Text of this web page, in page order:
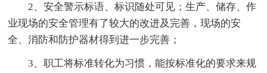
2、安全警示标语、标识随处可见；生产、储存、作
业现场的安全管理有了较大的改进及完善，现场的安
全、消防和防护器材得到进一步完善；
3、职工将标准转化为习惯，能按标准化的要求来规